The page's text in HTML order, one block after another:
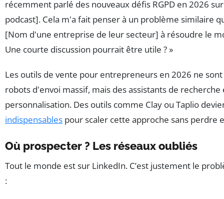
récemment parlé des nouveaux défis RGPD en 2026
podcast]. Cela m'a fait penser à un problème similaire
[Nom d'une entreprise de leur secteur] à résoudre le
Une courte discussion pourrait être utile ? »
Les outils de vente pour entrepreneurs en 2026 ne sont
robots d'envoi massif, mais des assistants de recherche
personnalisation. Des outils comme Clay ou Taplio
indispensables pour scaler cette approche sans perdre
Où prospecter ? Les réseaux oubliés
Tout le monde est sur LinkedIn. C’est justement le
: